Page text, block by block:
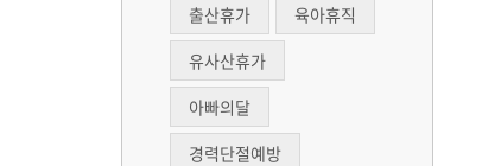
출산휴가
육아휴직
유사산휴가
아빠의달
경력단절예방